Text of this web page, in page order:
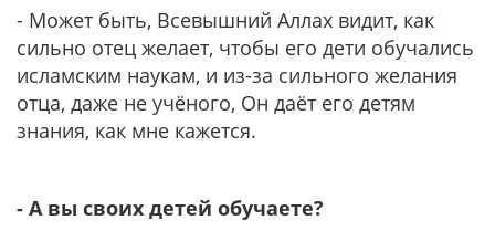
- Может быть, Всевышний Аллах видит, как
сильно отец желает, чтобы его дети обучались
исламским наукам, и из-за сильного желания
отца, даже не учёного, Он даёт его детям
знания, как мне кажется.
- А вы своих детей обучаете?